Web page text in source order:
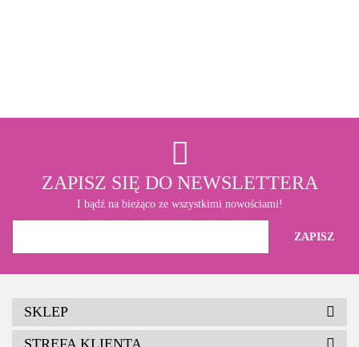
ZAPISZ SIĘ DO NEWSLETTERA
I bądź na bieżąco ze wszystkimi nowościami!
SKLEP
STREFA KLIENTA